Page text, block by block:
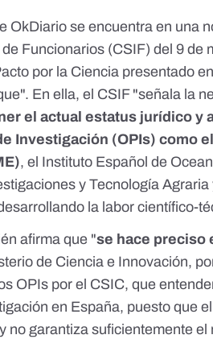
OkDiario se encuentra en una
Funcionarios (CSIF) del 9 de
por la Ciencia presentado
En ella, el CSIF "señala la
el actual estatus jurídico y
Investigación (OPIs) como
, el Instituto Español de
y Tecnología
la labor científico-
afirma que "se hace preciso
de Ciencia e Innovación,
OPIs por el CSIC, que
en España, puesto que
no garantiza suficientemente el